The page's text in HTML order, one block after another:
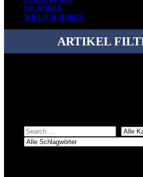
SIE HÖREN
WILL ICH HABEN
ARTIKEL